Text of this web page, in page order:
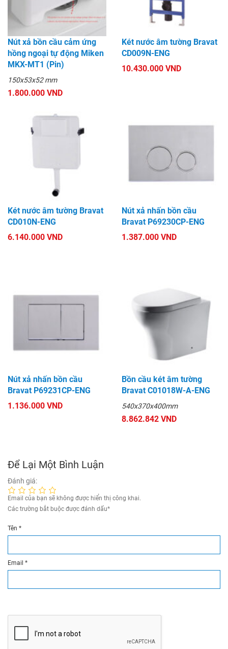
Nút xả bồn cầu cảm ứng
hồng ngoại tự động Miken
MKX-MT1 (Pin)
150x53x52 mm
1.800.000 VND
Két nước âm tường Bravat
CD009N-ENG
10.430.000 VND
Két nước âm tường Bravat
CD010N-ENG
6.140.000 VND
Nút xả nhấn bồn cầu
Bravat P69230CP-ENG
1.387.000 VND
Nút xả nhấn bồn cầu
Bravat P69231CP-ENG
1.136.000 VND
Bồn cầu két âm tường
Bravat C01018W-A-ENG
540x370x400mm
8.862.842 VND
Để Lại Một Bình Luận
Đánh giá:
Email của bạn sẽ không được hiển thị công khai.
Các trường bắt buộc được đánh dấu*
Tên *
Email *